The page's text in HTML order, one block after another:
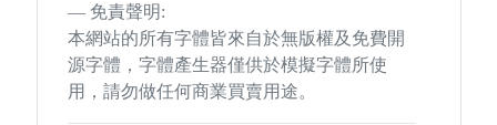
免責聲明:
本網站的所有字體皆來自於無版權及免費開
源字體，字體產生器僅供於模擬字體所使
用，請勿做任何商業買賣用途。